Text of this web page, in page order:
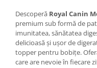
Descoperă Royal Canin
premium sub formă de
imunitatea, sănătatea
delicioasă și ușor de
topper pentru bobițe.
care are nevoie în fiecare